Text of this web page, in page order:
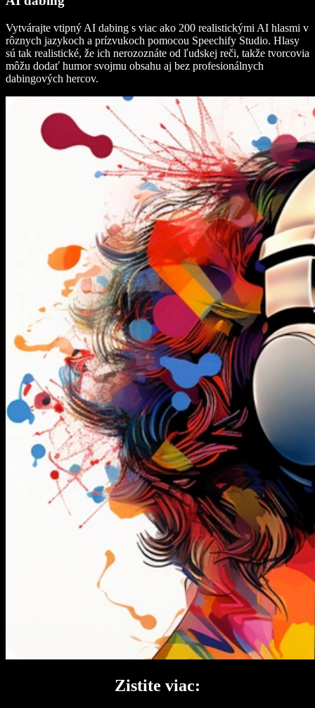
Vytvárajte vtipný AI dabing s viac ako 200 realistickými AI hlasmi v
rôznych jazykoch a prízvukoch pomocou Speechify Studio. Hlasy
sú tak realistické, že ich nerozoznáte od ľudskej reči, takže tvorcovia
môžu dodať humor svojmu obsahu aj bez profesionálnych
dabingových hercov.
Zistite viac: